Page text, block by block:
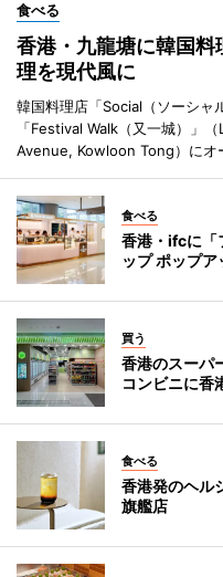
食べる
香港・九龍塘に韓国
理を現代風に
韓国料理店「Social（ソーシャ
「Festival Walk（又一城）」
Avenue, Kowloon Tong）にオ
食べる
香港・ifcに「
ップ ポップア
買う
香港のスー
コンビニに香
食べる
香港発のヘル
旗艦店